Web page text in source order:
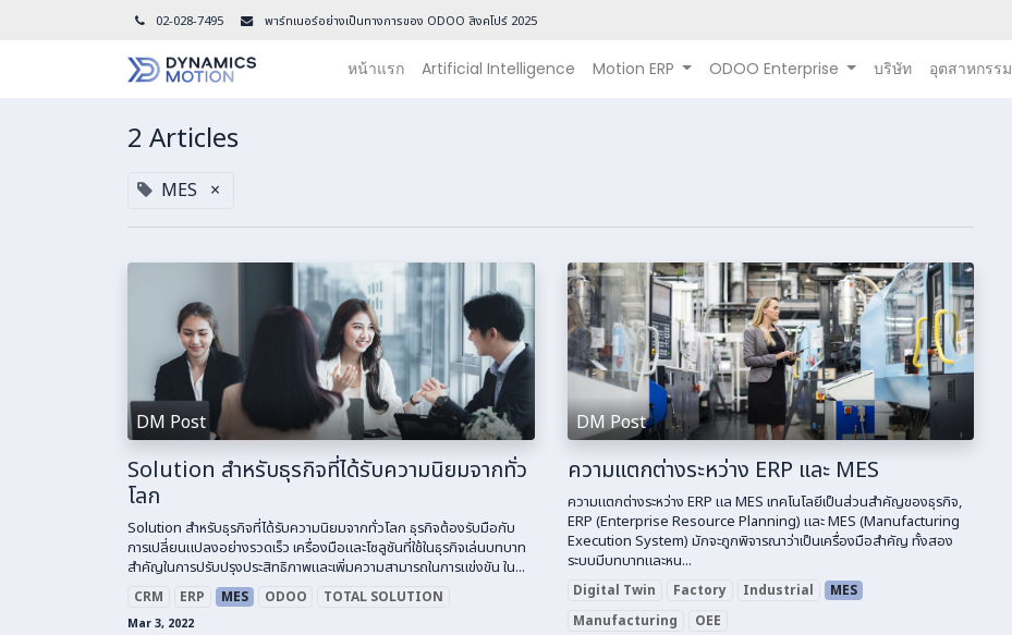
02-028-7495 พาร์ทเนอร์อย่างเป็นทางการของ ODOO สิงคโปร์ 2025
หน้าแรก Artificial Intelligence Motion ERP ODOO Enterprise บริษัท อุตสาหกรรม
2 Articles
MES ×
DM Post
Solution สำหรับธุรกิจที่ได้รับความนิยมจากทั่ว
โลก
Solution สำหรับธุรกิจที่ได้รับความนิยมจากทั่วโลก ธุรกิจต้องรับมือกับ
การเปลี่ยนแปลงอย่างรวดเร็ว เครื่องมือและโซลูชันที่ใช้ในธุรกิจเล่นบทบาท
สำคัญในการปรับปรุงประสิทธิภาพและเพิ่มความสามารถในการแข่งขัน ใน...
CRM ERP MES ODOO TOTAL SOLUTION
Mar 3, 2022
DM Post
ความแตกต่างระหว่าง ERP และ MES
ความแตกต่างระหว่าง ERP แล MES เทคโนโลยีเป็นส่วนสำคัญของธุรกิจ,
ERP (Enterprise Resource Planning) และ MES (Manufacturing
Execution System) มักจะถูกพิจารณาว่าเป็นเครื่องมือสำคัญ ทั้งสอง
ระบบมีบทบาทและหน...
Digital Twin Factory Industrial
MES
Manufacturing
OEE